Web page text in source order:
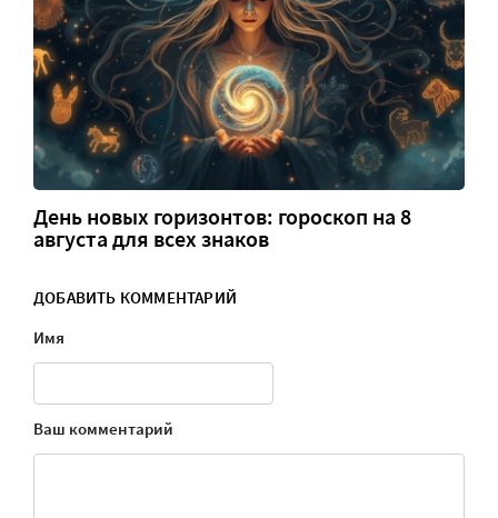
День новых горизонтов: гороскоп на 8
августа для всех знаков
ДОБАВИТЬ КОММЕНТАРИЙ
Имя
Ваш комментарий